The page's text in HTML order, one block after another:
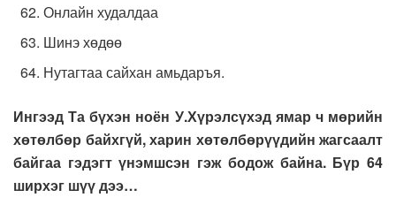
Онлайн худалдаа
Шинэ хөдөө
Нутагтаа сайхан амьдаръя.
Ингээд Та бүхэн ноён У.Хүрэлсүхэд ямар ч мөрийн
хөтөлбөр байхгүй, харин хөтөлбөрүүдийн жагсаалт
байгаа гэдэгт үнэмшсэн гэж бодож байна. Бүр 64
ширхэг шүү дээ…